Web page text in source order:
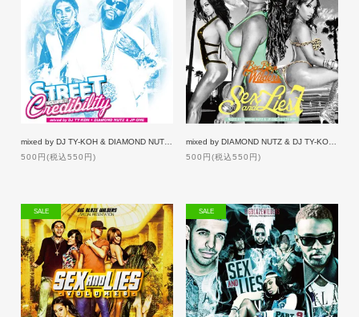
mixed by DJ TY-KOH & DIAMOND NUTZ / STREET CREDIBILITY 7 [50%OFF]
500円(税込550円)
mixed by DIAMOND NUTZ & DJ TY-KOH / SEX & LIES 7 [50%OFF]
500円(税込550円)
SALE SALE